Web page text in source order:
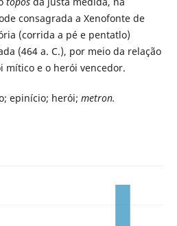
consagrada a Xenofonte de
(corrida a pé e pentatlo)
(464 a. C.), por meio da relação
mítico e o herói vencedor.
epinício; herói; metron.